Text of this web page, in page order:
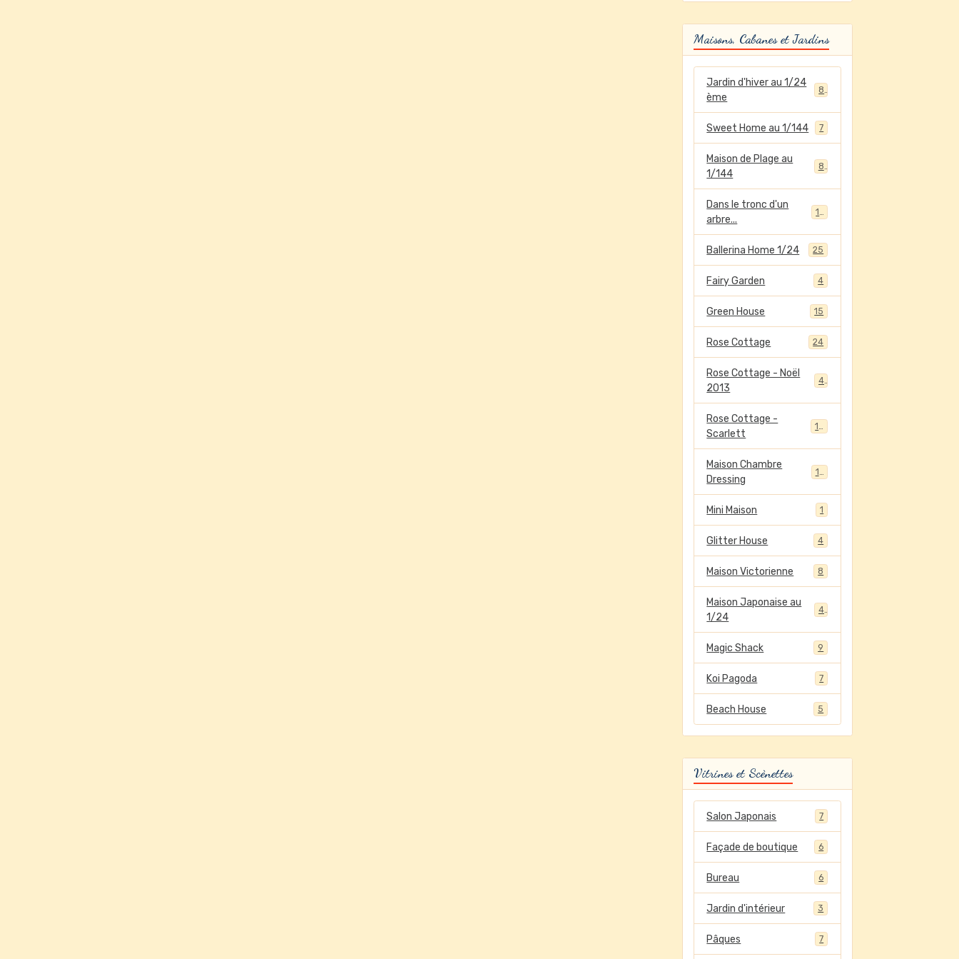
Maisons, Cabanes et Jardins
Jardin d'hiver au 1/24
ème
Sweet Home au 1/144 7
Maison de Plage au
1/144
Dans le tronc d'un
arbre...
Ballerina Home 1/24 25
Fairy Garden 4
Green House 15
Rose Cottage 24
Rose Cottage - Noël
2013
4
Rose Cottage -
Scarlett
Maison Chambre
Dressing
Mini Maison 1
Glitter House 4
Maison Victorienne 8
Maison Japonaise au
1/24
4
Magic Shack 9
Koi Pagoda 7
Beach House 5
Vitrines et Scènettes
Salon Japonais 7
Façade de boutique 6
Bureau 6
Jardin d'intérieur 3
Pâques 7